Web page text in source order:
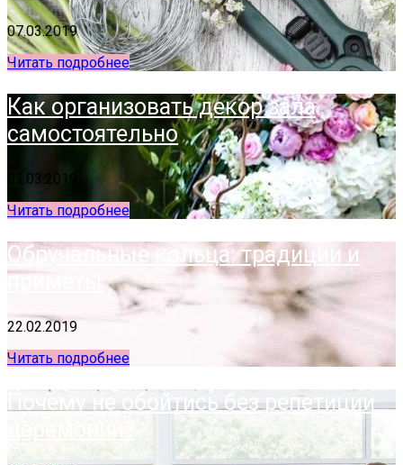
07.03.2019
Читать подробнее
Как организовать декор зала
самостоятельно
01.03.2019
Читать подробнее
Обручальные кольца: традиции и
приметы
22.02.2019
Читать подробнее
Почему не обойтись без репетиции
церемонии?